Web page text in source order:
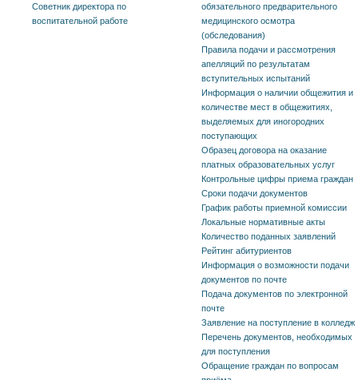
Советник директора по
воспитательной работе
обязательного предварительного
медицинского осмотра
(обследования)
Правила подачи и рассмотрения
апелляций по результатам
вступительных испытаний
Информация о наличии общежития и
количестве мест в общежитиях,
выделяемых для иногородних
поступающих
Образец договора на оказание
платных образовательных услуг
Контрольные цифры приема граждан
Сроки подачи документов
График работы приемной комиссии
Локальные нормативные акты
Количество поданных заявлений
Рейтинг абитуриентов
Информация о возможности подачи
документов по почте
Подача документов по электронной
почте
Заявление на поступление в колледж
Перечень документов, необходимых
для поступления
Обращение граждан по вопросам